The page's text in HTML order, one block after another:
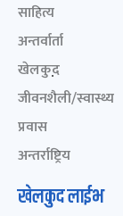
साहित्य
अन्तर्वार्ता
खेलकुद़़
जीवनशैली/स्वास्थ्य
प्रवास
अन्तर्राष्ट्रिय
खेलकुद लाईभ